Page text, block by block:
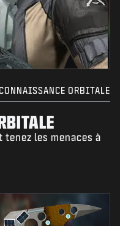
ORBITALE
les menaces à